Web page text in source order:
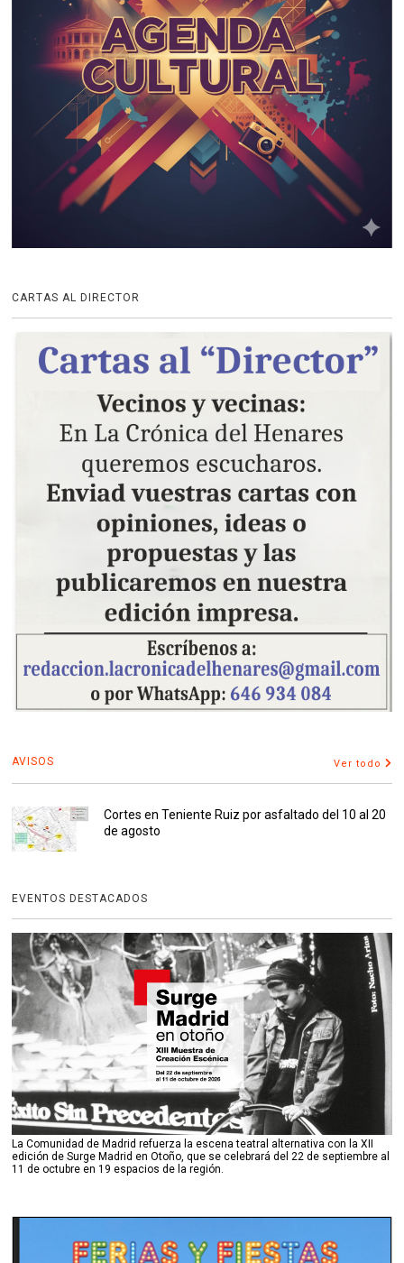
CARTAS AL DIRECTOR
AVISOS Ver todo
Cortes en Teniente Ruiz por asfaltado del 10 al 20
de agosto
EVENTOS DESTACADOS
La Comunidad de Madrid refuerza la escena teatral alternativa con la XII
edición de Surge Madrid en Otoño, que se celebrará del 22 de septiembre al
11 de octubre en 19 espacios de la región.